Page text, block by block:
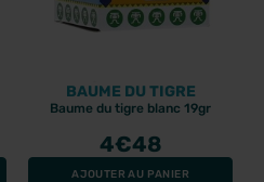
BAUME DU TIGRE
Baume du tigre blanc 19gr
4€48
AJOUTER AU PANIER